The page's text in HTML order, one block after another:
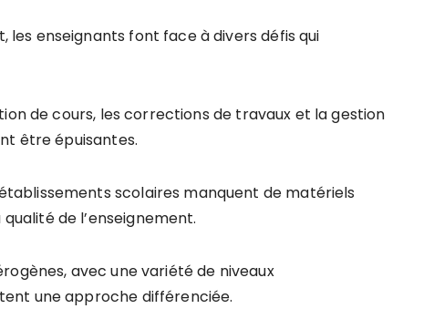
les enseignants font face à divers défis qui
de cours, les corrections de travaux et la gestion
être épuisantes.
scolaires manquent de matériels
de l’enseignement.
avec une variété de niveaux
une approche différenciée.